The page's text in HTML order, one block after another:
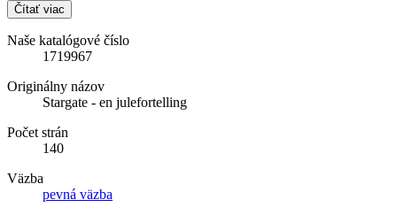
Čítať viac
Naše katalógové číslo
1719967
Originálny názov
Stargate - en julefortelling
Počet strán
140
Väzba
pevná väzba